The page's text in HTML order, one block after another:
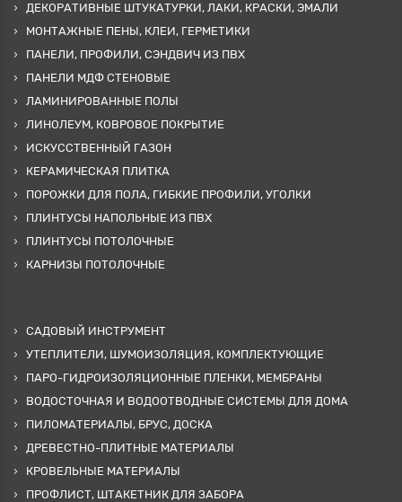
ДЕКОРАТИВНЫЕ ШТУКАТУРКИ, ЛАКИ, КРАСКИ, ЭМАЛИ
МОНТАЖНЫЕ ПЕНЫ, КЛЕИ, ГЕРМЕТИКИ
ПАНЕЛИ, ПРОФИЛИ, СЭНДВИЧ ИЗ ПВХ
ПАНЕЛИ МДФ СТЕНОВЫЕ
ЛАМИНИРОВАННЫЕ ПОЛЫ
ЛИНОЛЕУМ, КОВРОВОЕ ПОКРЫТИЕ
ИСКУССТВЕННЫЙ ГАЗОН
КЕРАМИЧЕСКАЯ ПЛИТКА
ПОРОЖКИ ДЛЯ ПОЛА, ГИБКИЕ ПРОФИЛИ, УГОЛКИ
ПЛИНТУСЫ НАПОЛЬНЫЕ ИЗ ПВХ
ПЛИНТУСЫ ПОТОЛОЧНЫЕ
КАРНИЗЫ ПОТОЛОЧНЫЕ
САДОВЫЙ ИНСТРУМЕНТ
УТЕПЛИТЕЛИ, ШУМОИЗОЛЯЦИЯ, КОМПЛЕКТУЮЩИЕ
ПАРО-ГИДРОИЗОЛЯЦИОННЫЕ ПЛЕНКИ, МЕМБРАНЫ
ВОДОСТОЧНАЯ И ВОДООТВОДНЫЕ СИСТЕМЫ ДЛЯ ДОМА
ПИЛОМАТЕРИАЛЫ, БРУС, ДОСКА
ДРЕВЕСТНО-ПЛИТНЫЕ МАТЕРИАЛЫ
КРОВЕЛЬНЫЕ МАТЕРИАЛЫ
ПРОФЛИСТ, ШТАКЕТНИК ДЛЯ ЗАБОРА